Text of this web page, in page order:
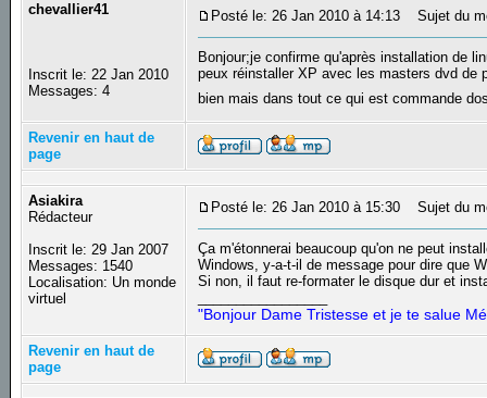
chevallier41
Inscrit le: 22 Jan 2010
Messages: 4
Posté le: 26 Jan 2010 à 14:13 Sujet du
Bonjour;je confirme qu'après installation de
peux réinstaller XP avec les masters dvd de
bien mais dans tout ce qui est commande
Revenir en haut de
page
Asiakira
Rédacteur
Inscrit le: 29 Jan 2007
Messages: 1540
Localisation: Un monde
virtuel
Posté le: 26 Jan 2010 à 15:30 Sujet du
Ça m'étonnerai beaucoup qu'on ne peut
Windows, y-a-t-il de message pour dire que
Si non, il faut re-formater le disque dur et
"Bonjour Dame Tristesse et je te salue
Revenir en haut de
page